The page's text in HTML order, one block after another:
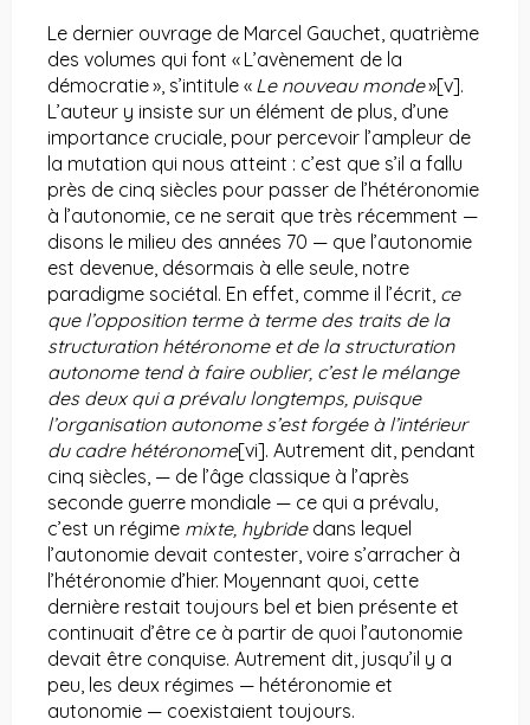
Le dernier ouvrage de Marcel Gauchet, quatrième
des volumes qui font « L’avènement de la
démocratie », s’intitule « Le nouveau monde»[v].
L’auteur y insiste sur un élément de plus, d’une
importance cruciale, pour percevoir l’ampleur de
la mutation qui nous atteint : c’est que s’il a fallu
près de cinq siècles pour passer de l’hétéronomie
à l’autonomie, ce ne serait que très récemment —
disons le milieu des années 70 — que l’autonomie
est devenue, désormais à elle seule, notre
paradigme sociétal. En effet, comme il l’écrit, ce
que l’opposition terme à terme des traits de la
structuration hétéronome et de la structuration
autonome tend à faire oublier, c’est le mélange
des deux qui a prévalu longtemps, puisque
l’organisation autonome s’est forgée à l’intérieur
du cadre hétéronome[vi]. Autrement dit, pendant
cinq siècles, — de l’âge classique à l’après
seconde guerre mondiale — ce qui a prévalu,
c’est un régime mixte, hybridedans lequel
l’autonomie devait contester, voire s’arracher à
l’hétéronomie d’hier. Moyennant quoi, cette
dernière restait toujours bel et bien présente et
continuait d’être ce à partir de quoi l’autonomie
devait être conquise. Autrement dit, jusqu’il y a
peu, les deux régimes — hétéronomie et
autonomie — coexistaient toujours.